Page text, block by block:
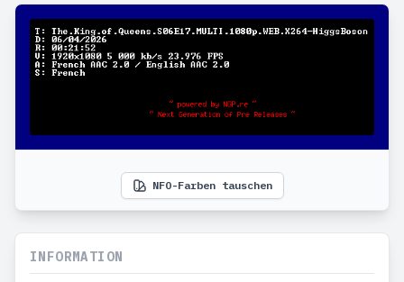
NFO-Farben tauschen
INFORMATION